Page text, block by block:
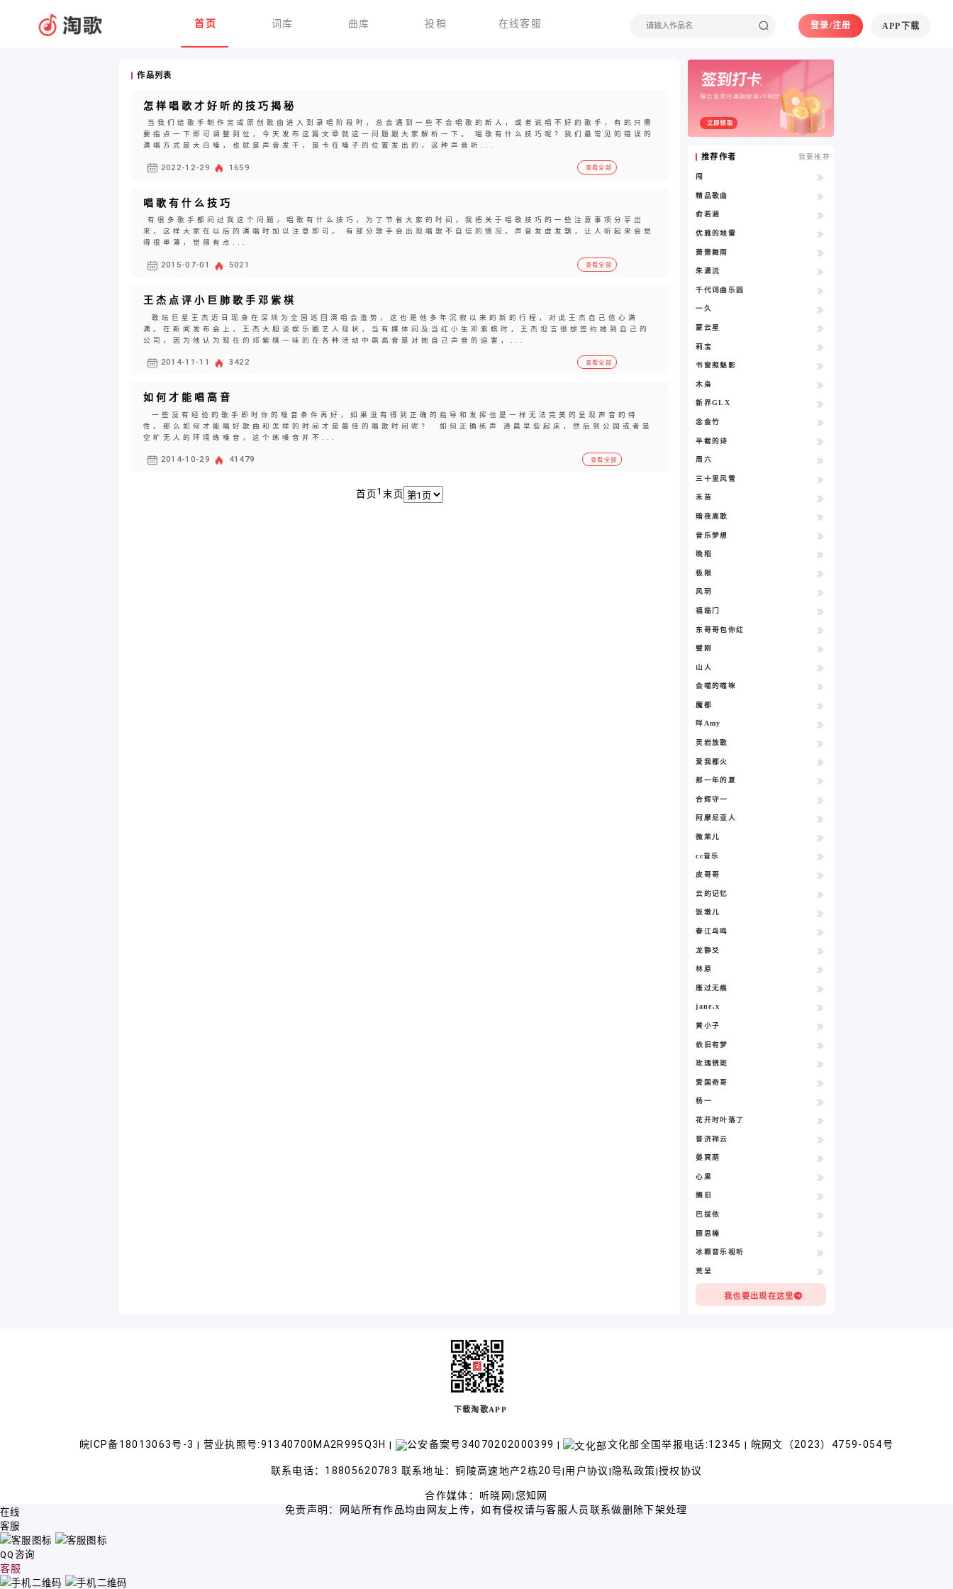
首页 词库 曲库 投稿 在线客服 登录/注册 APP下载
作品列表
怎样唱歌才好听的技巧揭秘
当我们给歌手制作完成原创歌曲进入到录唱阶段时，总会遇到一些不会唱歌的新人，或者说唱不好的歌手，有的只需
要指点一下即可调整到位，今天发布这篇文章就这一问题跟大家解析一下。 唱歌有什么技巧呢？我们最常见的错误的
演唱方式是大白嗓，也就是声音发干，是卡在嗓子的位置发出的，这种声音听...
2022-12-29 1659 查看全部
唱歌有什么技巧
有很多歌手都问过我这个问题，唱歌有什么技巧，为了节省大家的时间，我把关于唱歌技巧的一些注意事项分享出
来，这样大家在以后的演唱时加以注意即可。 有部分歌手会出现唱歌不自信的情况。声音发虚发飘，让人听起来会觉
得很单薄，觉得有点...
2015-07-01 5021 查看全部
王杰点评小巨肺歌手邓紫棋
歌坛巨星王杰近日现身在深圳为全国巡回演唱会造势，这也是他多年沉寂以来的新的行程，对此王杰自己信心满
满。在新闻发布会上，王杰大胆谈娱乐圈艺人现状，当有媒体问及当红小生邓紫棋时，王杰坦言很想签约她到自己的
公司，因为他认为现在的邓紫棋一味的在各种活动中飙高音是对她自己声音的迫害，...
2014-11-11 3422 查看全部
如何才能唱高音
一些没有经验的歌手即时你的嗓音条件再好，如果没有得到正确的指导和发挥也是一样无法完美的呈现声音的特
性。那么如何才能唱好歌曲和怎样的时间才是最佳的唱歌时间呢？ 如何正确练声 清晨早些起床，然后到公园或者是
空旷无人的环境练嗓音，这个练嗓音并不...
2014-10-29 41479 查看全部
首页 1末页
每日签到可直接获取20积分
立即领取
推荐作者 我要推荐
闯
精品歌曲
俞若涵
优雅的地雷
萧箫舞雨
朱潇沅
千代词曲乐园
一久
蒙云星
莉宝
书窗照魅影
木枭
新界GLX
念金竹
半截的诗
周六
三十里风雪
禾苗
暗夜高歌
音乐梦想
晚稻
极限
风玥
福临门
东哥哥包你红
璧刚
山人
会喵的喵咪
魔都
咩Amy
灵岩放歌
爱我都火
那一年的夏
合辉守一
阿摩尼亚人
微茉儿
cc音乐
皮哥哥
云的记忆
饭墩儿
春江鸟鸣
龙静爻
林原
雁过无痕
jane.x
黄小子
依旧有梦
玫瑰锈斑
爱国奇哥
杨一
花开时叶落了
普济祥云
晏冥荫
心果
搁旧
巴拔依
顾思楠
冰颗音乐视听
荒呈
我也要出现在这里
下载淘歌APP
皖ICP备18013063号-3 | 营业执照号:91340700MA2R995Q3H | 公安备案号34070202000399 | 文化部全国举报电话:12345 | 皖网文（2023）4759-054号
联系电话：18805620783 联系地址：铜陵高速地产2栋20号| 用户协议 | 隐私政策|授权协议
合作媒体： 听晓网| 您知网
免责声明：网站所有作品均由网友上传，如有侵权请与客服人员联系做删除下架处理
在线
客服
QQ咨询
客服